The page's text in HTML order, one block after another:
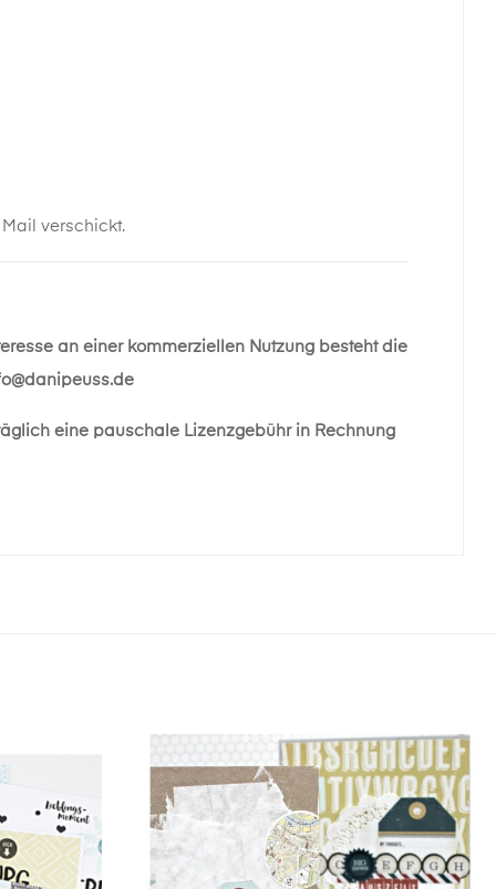
verschickt.
an einer kommerziellen Nutzung besteht die
eine pauschale Lizenzgebühr in Rechnung